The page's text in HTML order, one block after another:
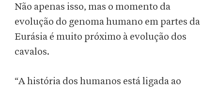
Não apenas isso, mas o momento da
evolução do genoma humano em partes da
Eurásia é muito próximo à evolução dos
cavalos.
“A história dos humanos está ligada ao